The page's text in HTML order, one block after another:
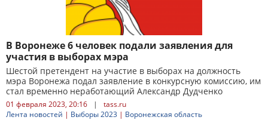
В Воронеже 6 человек подали заявления для
участия в выборах мэра
Шестой претендент на участие в выборах на должность
мэра Воронежа подал заявление в конкурсную комиссию, им
стал временно неработающий Александр Дудченко
01 февраля 2023, 20:16 |
tass.ru
Лента новостей | Выборы 2023 | Воронежская область